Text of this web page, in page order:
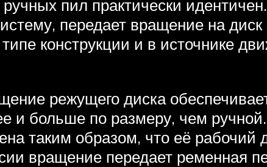
пил практически
передает вращение на
конструкции и в источнике
режущего диска
и больше по размеру, чем
таким образом, что её
вращение передает ременная